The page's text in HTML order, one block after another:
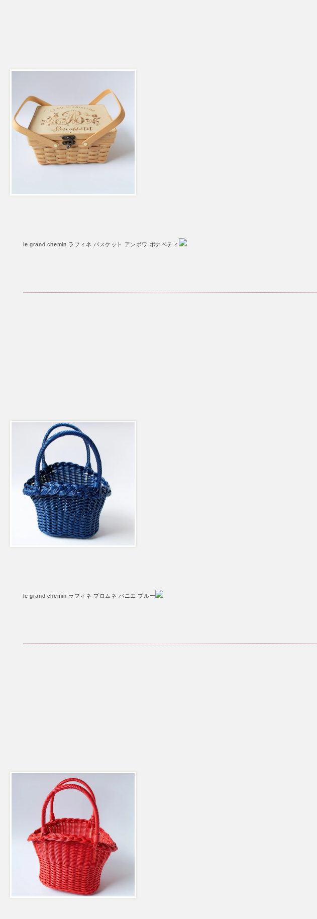
le grand chemin ラフィネ バスケット アンボワ ボナペティ
le grand chemin ラフィネ プロムネ パニエ ブルー